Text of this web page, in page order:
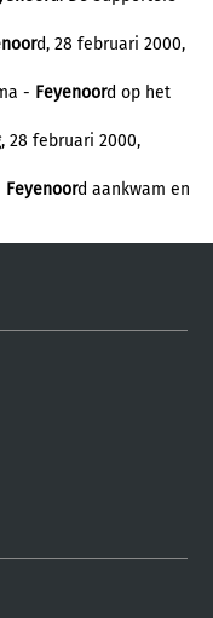
d, 28 februari 2000,
- Feyenoord op het
28 februari 2000,
Feyenoord aankwam en